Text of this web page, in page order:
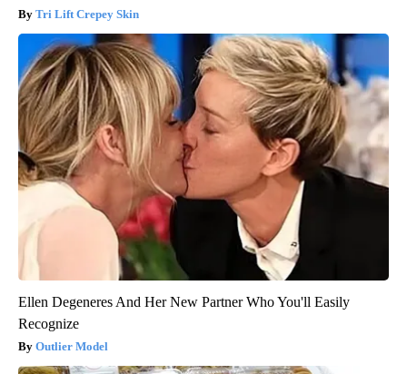
Tri Lift Crepey Skin
Ellen Degeneres And Her New Partner Who You'll Easily
Recognize
Outlier Model